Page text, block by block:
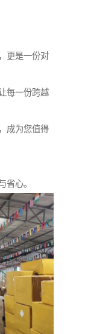
更是一份对
每一份跨越
成为您值得
省心。